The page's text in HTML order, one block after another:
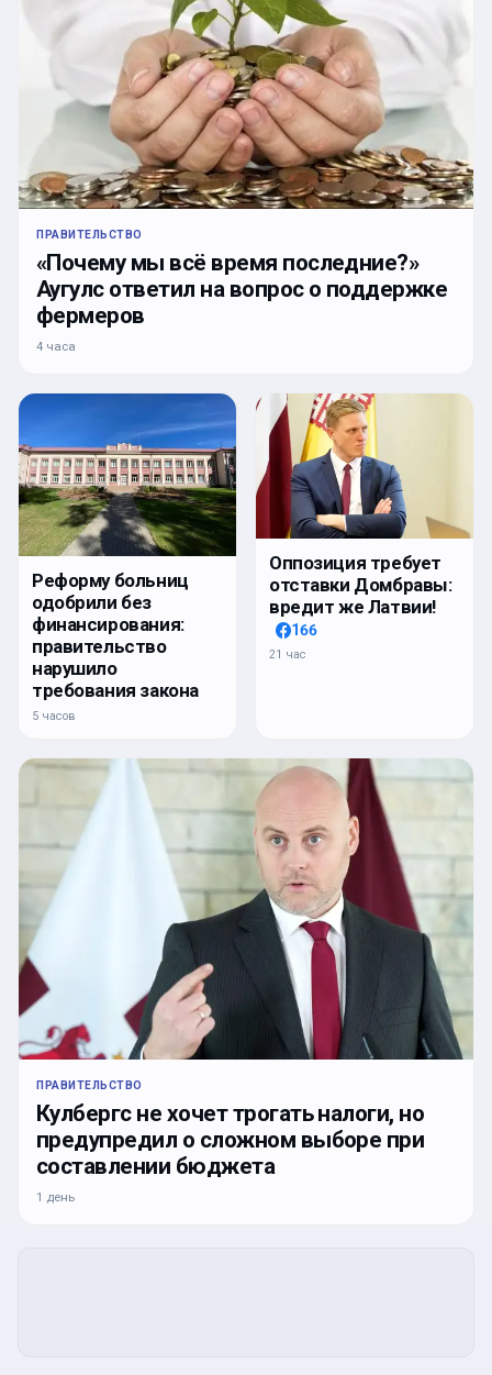
ПРАВИТЕЛЬСТВО
«Почему мы всё время последние?»
Аугулс ответил на вопрос о поддержке
фермеров
4 часа
Реформу больниц
одобрили без
финансирования:
правительство
нарушило
требования закона
5 часов
Оппозиция требует
отставки Домбравы:
вредит же Латвии!
166
21 час
ПРАВИТЕЛЬСТВО
Кулбергс не хочет трогать налоги, но
предупредил о сложном выборе при
составлении бюджета
1 день